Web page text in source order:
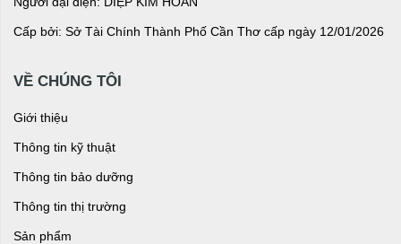
Cấp bởi: Sở Tài Chính Thành Phố Cần Thơ cấp ngày 12/01/2026
VỀ CHÚNG TÔI
Giới thiệu
Thông tin kỹ thuật
Thông tin bảo dưỡng
Thông tin thị trường
Sản phẩm